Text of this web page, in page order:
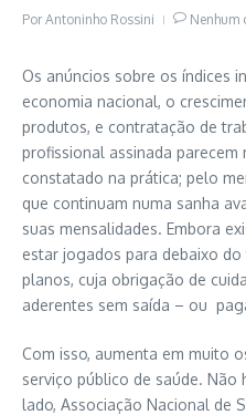
PorAntoninho Rossini Nenhum
Os anúncios sobre os índices
economia nacional, o
produtos, e contratação de
profissional assinada
constatado na prática; pelo
que continuam numa sanha
suas mensalidades. Embora
estar jogados para debaixo
planos, cuja obrigação de
aderentes sem saída – ou
Com isso, aumenta em muito
serviço público de saúde. Não
lado, Associação Nacional de